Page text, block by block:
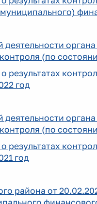
деятельности органа
(по
результатах
год
деятельности
(по
результатах
год
района от